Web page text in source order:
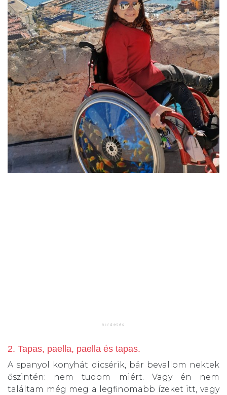
2. Tapas, paella, paella és tapas.
A spanyol konyhát dicsérik, bár bevallom nektek
őszintén: nem tudom miért. Vagy én nem
találtam még meg a legfinomabb ízeket itt, vagy